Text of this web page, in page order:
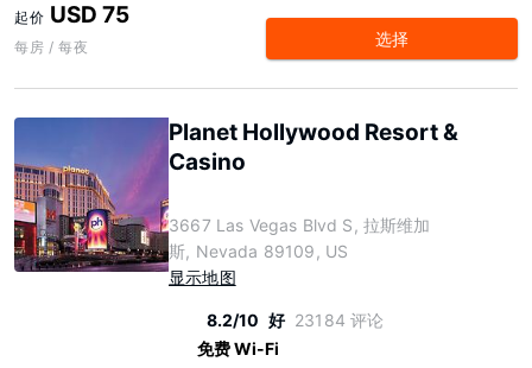
起价 USD 75
每房 / 每夜 选择
Planet Hollywood Resort &
Casino
3667 Las Vegas Blvd S, 拉斯维加
斯, Nevada 89109, US
显示地图
8.2/10 好 23184 评论
免费 Wi-Fi